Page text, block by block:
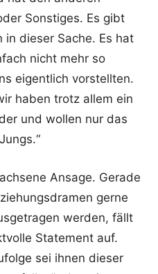
Sonstiges. Es gibt
in dieser Sache. Es hat
nicht mehr so
eigentlich vorstellten.
haben trotz allem ein
und wollen nur das
Ansage. Gerade
gerne
werden, fällt
Statement auf.
sei ihnen dieser